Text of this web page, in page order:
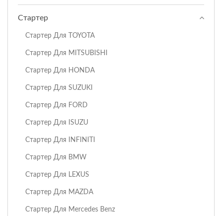
Стартер
Стартер Для TOYOTA
Стартер Для MITSUBISHI
Стартер Для HONDA
Стартер Для SUZUKI
Стартер Для FORD
Стартер Для ISUZU
Стартер Для INFINITI
Стартер Для BMW
Стартер Для LEXUS
Стартер Для MAZDA
Стартер Для Mercedes Benz